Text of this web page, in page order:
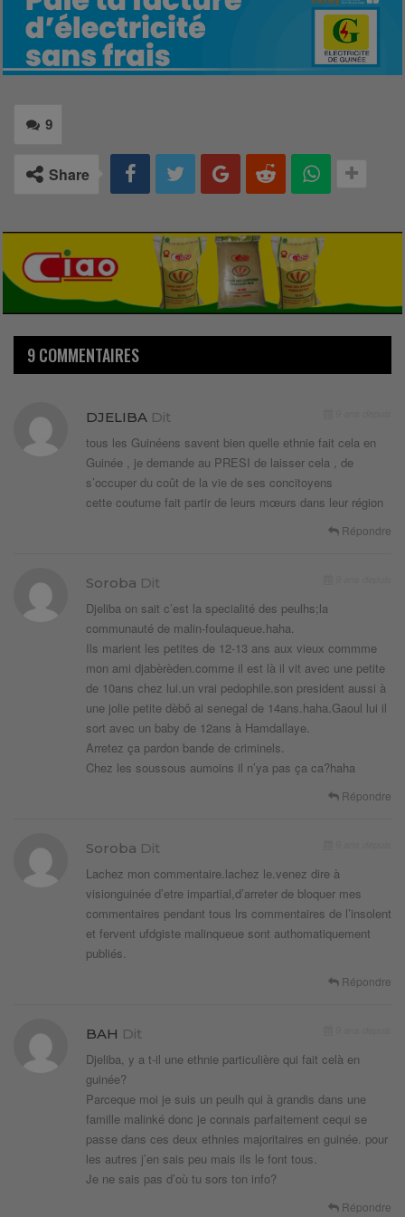
9
Share
9 COMMENTAIRES
DJELIBA Dit
tous les Guinéens savent bien quelle ethnie fait cela en
Guinée , je demande au PRESI de laisser cela , de
s’occuper du coût de la vie de ses concitoyens
cette coutume fait partir de leurs mœurs dans leur région
Répondre
Soroba Dit
Djeliba on sait c’est la specialité des peulhs;la
communauté de malin-foulaqueue.haha.
Ils marient les petites de 12-13 ans aux vieux commme
mon ami djabèrèden.comme il est là il vit avec une petite
de 10ans chez lui.un vrai pedophile.son president aussi à
une jolie petite dèbô ai senegal de 14ans.haha.Gaoul lui il
sort avec un baby de 12ans à Hamdallaye.
Arretez ça pardon bande de criminels.
Chez les soussous aumoins il n’ya pas ça ca?haha
Répondre
Soroba Dit
Lachez mon commentaire.lachez le.venez dire à
visionguinée d’etre impartial,d’arreter de bloquer mes
commentaires pendant tous lrs commentaires de l’insolent
et fervent ufdgiste malinqueue sont authomatiquement
publiés.
Répondre
BAH Dit
Djeliba, y a t-il une ethnie particulière qui fait celà en
guinée?
Parceque moi je suis un peulh qui à grandis dans une
famille malinké donc je connais parfaitement cequi se
passe dans ces deux ethnies majoritaires en guinée. pour
les autres j’en sais peu mais ils le font tous.
Je ne sais pas d’où tu sors ton info?
Répondre